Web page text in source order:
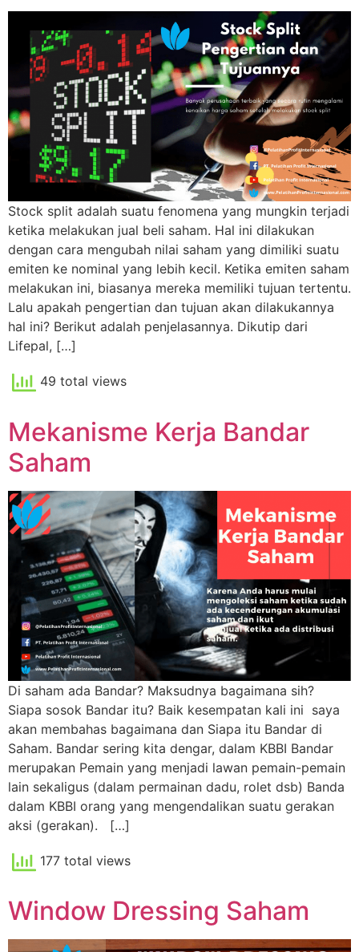
Stock split adalah suatu fenomena yang mungkin terjadi
ketika melakukan jual beli saham. Hal ini dilakukan
dengan cara mengubah nilai saham yang dimiliki suatu
emiten ke nominal yang lebih kecil. Ketika emiten saham
melakukan ini, biasanya mereka memiliki tujuan tertentu.
Lalu apakah pengertian dan tujuan akan dilakukannya
hal ini? Berikut adalah penjelasannya. Dikutip dari
Lifepal, […]
49 total views
Mekanisme Kerja Bandar
Saham
Di saham ada Bandar? Maksudnya bagaimana sih?
Siapa sosok Bandar itu? Baik kesempatan kali ini saya
akan membahas bagaimana dan Siapa itu Bandar di
Saham. Bandar sering kita dengar, dalam KBBI Bandar
merupakan Pemain yang menjadi lawan pemain-pemain
lain sekaligus (dalam permainan dadu, rolet dsb) Banda
dalam KBBI orang yang mengendalikan suatu gerakan
aksi (gerakan). […]
177 total views
Window Dressing Saham